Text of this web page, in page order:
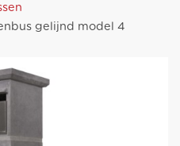
gelijnd model 4